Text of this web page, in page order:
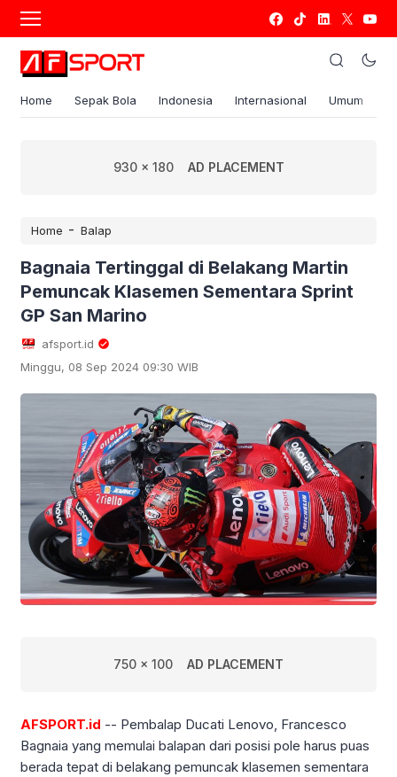
Home Sepak Bola Indonesia Internasional Umum
930 x 180 AD PLACEMENT
Home - Balap
Bagnaia Tertinggal di Belakang Martin
Pemuncak Klasemen Sementara Sprint
GP San Marino
afsport.id
Minggu, 08 Sep 2024 09:30 WIB
750 x 100 AD PLACEMENT
AFSPORT.id -- Pembalap Ducati Lenovo, Francesco
Bagnaia yang memulai balapan dari posisi pole harus puas
berada tepat di belakang pemuncak klasemen sementara